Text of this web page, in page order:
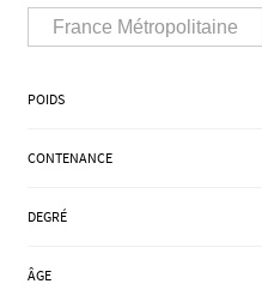
COFFRETS & CADEAUX
France Métropolitaine
POIDS
CONTENANCE
DEGRÉ
ÂGE